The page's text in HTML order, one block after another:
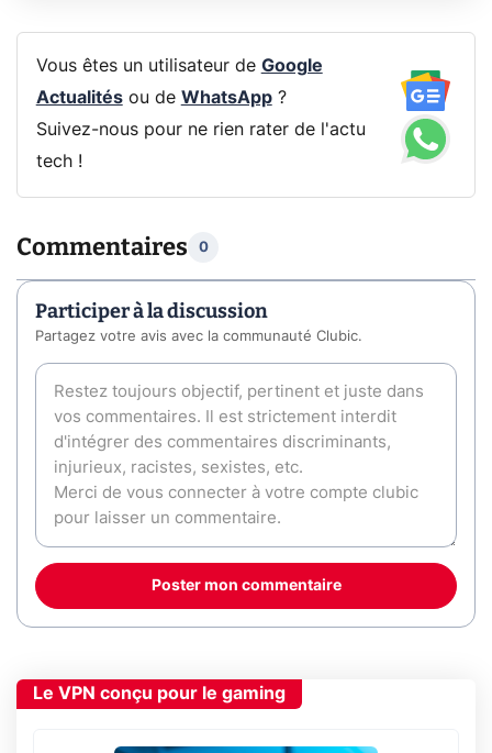
Vous êtes un utilisateur de Google
Actualitésou de WhatsApp?
Suivez-nous pour ne rien rater de l'actu
tech !
Commentaires 0
Participer à la discussion
Partagez votre avis avec la communauté Clubic.
Poster mon commentaire
Le VPN conçu pour le gaming